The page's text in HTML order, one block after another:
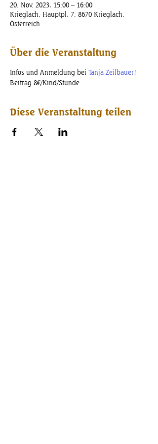
20. Nov. 2023, 15:00 – 16:00
Krieglach, Hauptpl. 7, 8670 Krieglach,
Österreich
Über die Veranstaltung
Infos und Anmeldung bei Tanja Zeilbauer!
Beitrag 8€/Kind/Stunde
Diese Veranstaltung teilen